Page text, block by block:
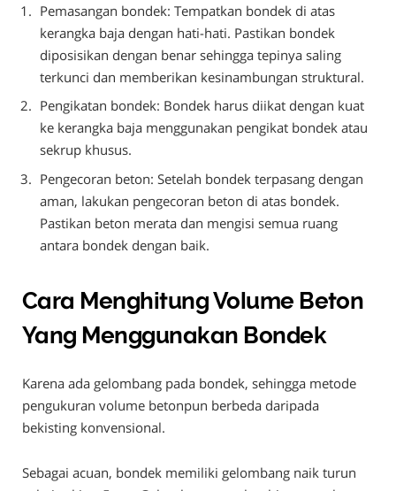
Pemasangan bondek: Tempatkan bondek di atas
kerangka baja dengan hati-hati. Pastikan bondek
diposisikan dengan benar sehingga tepinya saling
terkunci dan memberikan kesinambungan struktural.
Pengikatan bondek: Bondek harus diikat dengan kuat
ke kerangka baja menggunakan pengikat bondek atau
sekrup khusus.
Pengecoran beton: Setelah bondek terpasang dengan
aman, lakukan pengecoran beton di atas bondek.
Pastikan beton merata dan mengisi semua ruang
antara bondek dengan baik.
Cara Menghitung Volume Beton
Yang Menggunakan Bondek
Karena ada gelombang pada bondek, sehingga metode
pengukuran volume betonpun berbeda daripada
bekisting konvensional.
Sebagai acuan, bondek memiliki gelombang naik turun